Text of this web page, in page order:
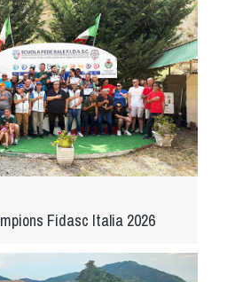
Fidasc Italia 2026
Tiro a Palla
Tiro con l'arco da caccia
Field Target
Paintball
Cinofilia Sportiva